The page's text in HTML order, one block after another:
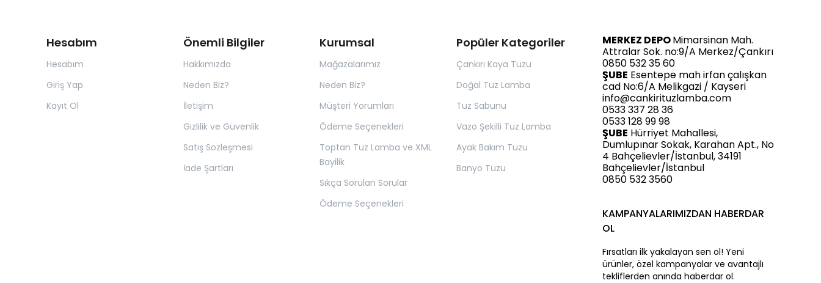
Hesabım
Hesabım
Giriş Yap
Kayıt Ol
Önemli Bilgiler
Hakkımızda
Neden Biz?
İletişim
Gizlilik ve Güvenlik
Satış Sözleşmesi
İade Şartları
Kurumsal
Mağazalarımız
Neden Biz?
Müşteri Yorumları
Ödeme Seçenekleri
Toptan Tuz Lamba ve XML
Bayilik
Sıkça Sorulan Sorular
Ödeme Seçenekleri
Popüler Kategoriler
Çankırı Kaya Tuzu
Doğal Tuz Lamba
Tuz Sabunu
Vazo Şekilli Tuz Lamba
Ayak Bakım Tuzu
Banyo Tuzu
MERKEZ DEPOMimarsinan Mah.
Attralar Sok. no:9/A Merkez/Çankırı
0850 532 35 60
ŞUBE Esentepe mah irfan çalışkan
cad No:6/A Melikgazi / Kayseri
info@cankirituzlamba.com
0533 337 28 36
0533 128 99 98
ŞUBE Hürriyet Mahallesi,
Dumlupınar Sokak, Karahan Apt., No
4 Bahçelievler/İstanbul, 34191
Bahçelievler/İstanbul
0850 532 3560
KAMPANYALARIMIZDAN HABERDAR
OL
Fırsatları ilk yakalayan sen ol! Yeni
ürünler, özel kampanyalar ve avantajlı
tekliflerden anında haberdar ol.